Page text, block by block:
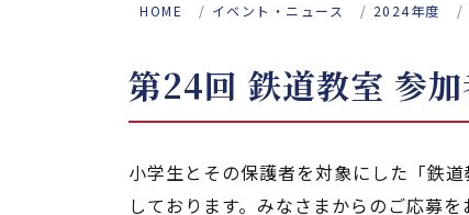
HOME イベント・ニュース 2024年度
第24回 鉄道教室 参加
小学生とその保護者を対象にした「鉄道
しております。みなさまからのご応募を